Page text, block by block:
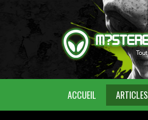
ACCUEIL (CURRENT)ARTICLES